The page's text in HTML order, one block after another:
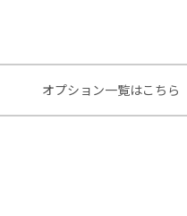
オプション一覧はこちら